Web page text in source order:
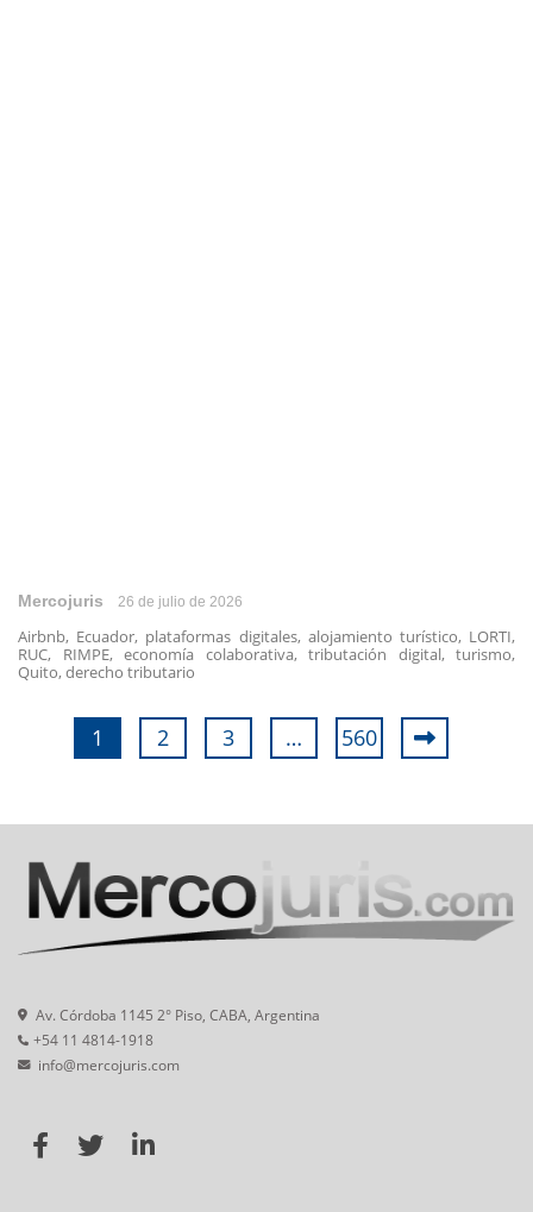
Mercojuris 26 de julio de 2026
Airbnb, Ecuador, plataformas digitales, alojamiento turístico, LORTI,
RUC, RIMPE, economía colaborativa, tributación digital, turismo,
Quito, derecho tributario
1 2 3 … 560
Av. Córdoba 1145 2° Piso, CABA, Argentina
+54 11 4814-1918
info@mercojuris.com